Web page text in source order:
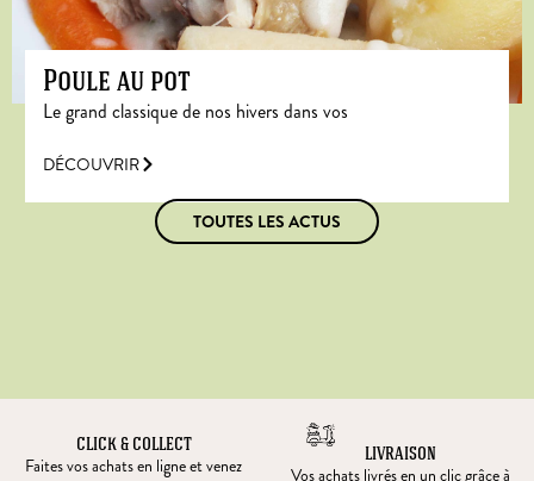
Poule au pot
Le grand classique de nos hivers dans vos
DÉCOUVRIR
TOUTES LES ACTUS
CLICK & COLLECT
Faites vos achats en ligne et venez
LIVRAISON
Vos achats livrés en un clic grâce à